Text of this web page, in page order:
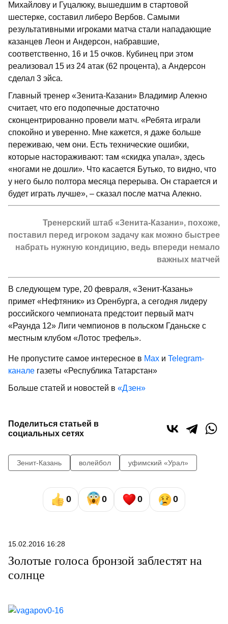
Михайлову и Гуцалюку, вышедшим в стартовой
шестерке, составил либеро Вербов. Самыми
результативными игроками матча стали нападающие
казанцев Леон и Андерсон, набравшие,
соответственно, 16 и 15 очков. Кубинец при этом
реализовал 15 из 24 атак (62 процента), а Андерсон
сделал 3 эйса.
Главный тренер «Зенита-Казани» Владимир Алекно
считает, что его подопечные достаточно
сконцентрированно провели матч. «Ребята играли
спокойно и уверенно. Мне кажется, я даже больше
переживаю, чем они. Есть технические ошибки,
которые настораживают: там «скидка упала», здесь
«ногами не дошли». Что касается Бутько, то видно, что
у него было полтора месяца перерыва. Он старается и
будет играть лучше», – сказал после матча Алекно.
Тренерский штаб «Зенита-Казани», похоже,
поставил перед игроком задачу как можно быстрее
набрать нужную кондицию, ведь впереди немало
важных матчей
В следующем туре, 20 февраля, «Зенит-Казань»
примет «Нефтяник» из Оренбурга, а сегодня лидеру
российского чемпионата предстоит первый матч
«Раунда 12» Лиги чемпионов в польском Гданьске с
местным клубом «Лотос трефель».
Не пропустите самое интересное в Max и Telegram-
канале газеты «Республика Татарстан»
Больше статей и новостей в «Дзен»
Поделиться статьей в
социальных сетях
Зенит-Казань волейбол уфимский «Урал»
0 0 0 0
15.02.2016 16:28
Золотые голоса бронзой заблестят на
солнце